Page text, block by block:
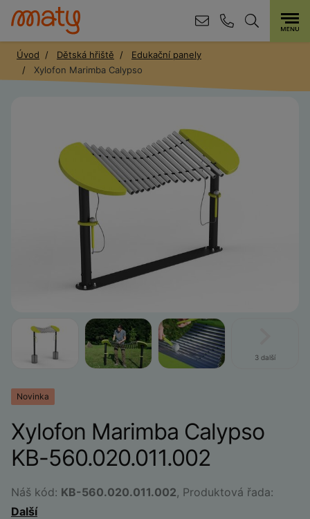
Úvod Dětská hřiště
Edukační panely
Xylofon Marimba Calypso
3 další
Novinka
Xylofon Marimba Calypso
KB-560.020.011.002
Náš kód: KB-560.020.011.002, Produktová řada:
Další